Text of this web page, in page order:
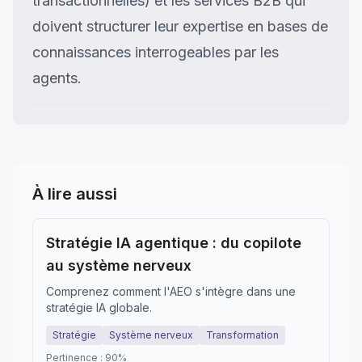
doivent structurer leur expertise en bases de
connaissances interrogeables par les
agents.
À lire aussi
Stratégie IA agentique : du copilote
au système nerveux
Comprenez comment l'AEO s'intègre dans une
stratégie IA globale.
Stratégie Système nerveux
Transformation
Pertinence : 90%